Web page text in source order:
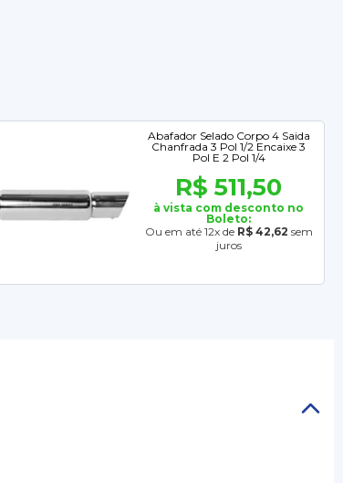
Abafador Selado Corpo 4 Saida
Chanfrada 3 Pol 1/2 Encaixe 3
Pol E 2 Pol 1/4
R$ 511,50
à vista com desconto no
Boleto:
Ou em até 12x de R$ 42,62 sem
juros